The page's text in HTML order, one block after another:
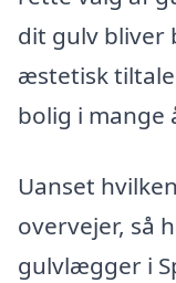
dit gulv bliver
æstetisk
bolig i mange
Uanset
overvejer, så
gulvlægger i